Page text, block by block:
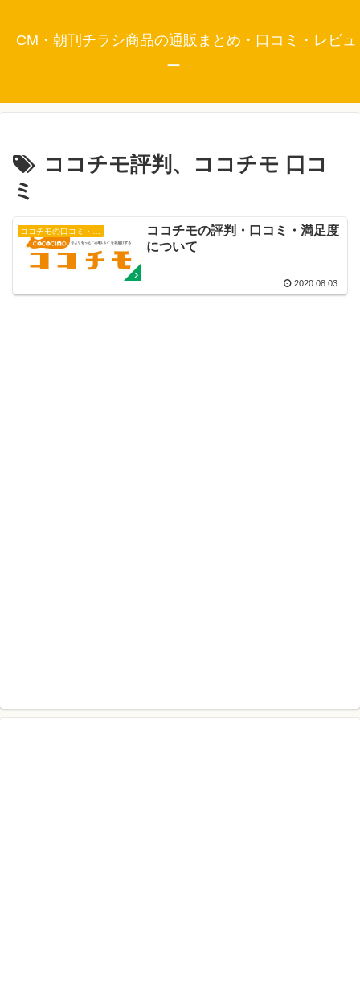
CM・朝刊チラシ商品の通販まとめ・口コミ・レビュ
ー
ココチモ評判、ココチモ 口コ
ミ
ココチモの評判・口コミ・満足度
について
2020.08.03